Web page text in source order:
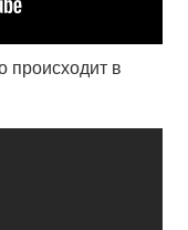
происходит в